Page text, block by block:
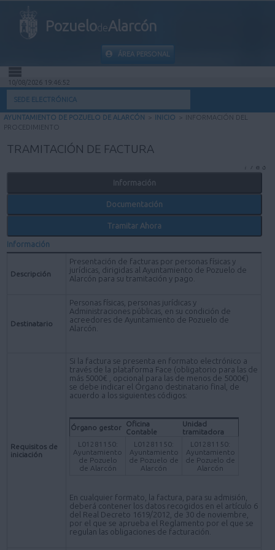
PozuelodeAlarcón
ÁREA PERSONAL
INICIO
INFORMACIÓN PÚBLICA
MI CARPETA
INFORMACIÓN MUNICIPAL
AYUDA
10/08/2026 19:46:52
SEDE ELECTRÓNICA
AYUNTAMIENTO DE POZUELO DE ALARCÓN > INICIO > INFORMACIÓN DEL
PROCEDIMIENTO
TRAMITACIÓN DE FACTURA
Información
Documentación
Tramitar Ahora
Información
Descripción
Presentación de facturas por personas físicas y
jurídicas, dirigidas al Ayuntamiento de Pozuelo de
Alarcón para su tramitación y pago.
Destinatario
Personas físicas, personas jurídicas y
Administraciones públicas, en su condición de
acreedores de Ayuntamiento de Pozuelo de
Alarcón.
Requisitos de
iniciación
Si la factura se presenta en formato electrónico a
través de la plataforma Face (obligatorio para las de
más 5000€ , opcional para las de menos de 5000€)
se debe indicar el Órgano destinatario final, de
acuerdo a los siguientes códigos:
Órgano gestor
Oficina
Contable
Unidad
tramitadora
L01281150:
Ayuntamiento
de Pozuelo
de Alarcón
L01281150:
Ayuntamiento
de Pozuelo de
Alarcón
L01281150:
Ayuntamiento
de Pozuelo de
Alarcón
En cualquier formato, la factura, para su admisión,
deberá contener los datos recogidos en el artículo 6
del Real Decreto 1619/2012, de 30 de noviembre,
por el que se aprueba el Reglamento por el que se
regulan las obligaciones de facturación.